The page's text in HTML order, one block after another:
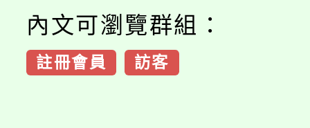
內文可瀏覽群組：
註冊會員 訪客